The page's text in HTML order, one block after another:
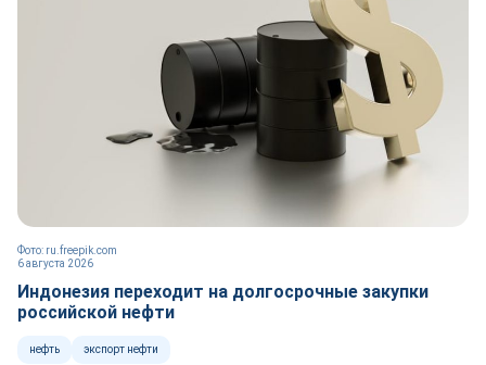
6 августа 2026
Фото: ru.freepik.com
Индонезия переходит на долгосрочные закупки
российской нефти
нефть экспорт нефти